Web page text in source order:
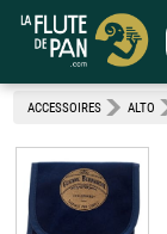
ACCESSOIRES ALTO